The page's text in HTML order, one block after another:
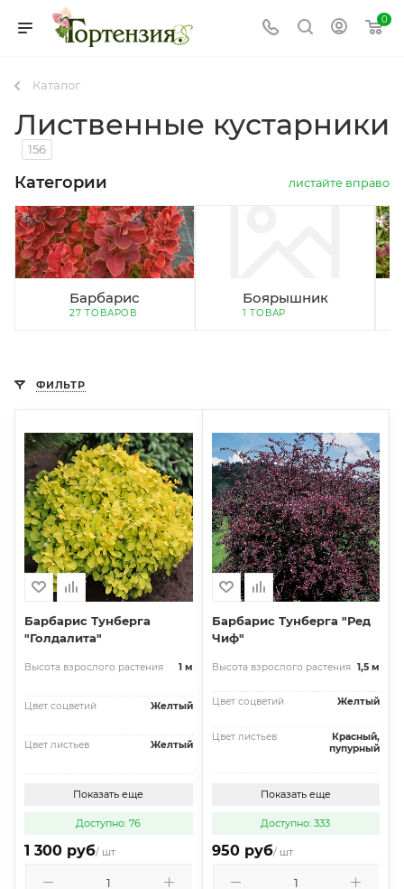
0
Каталог
Лиственные кустарники
156
Категории листайте вправо
Барбарис
27 ТОВАРОВ
Боярышник
1 ТОВАР
ФИЛЬТР
Барбарис Тунберга
"Голдалита"
Высота взрослого растения 1 м
Цвет соцветий Желтый
Цвет листьев Желтый
Показать еще
Доступно: 76
1 300 руб/ шт
Барбарис Тунберга "Ред
Чиф"
Высота взрослого растения 1,5 м
Цвет соцветий Желтый
Цвет листьев
Красный,
пупурный
Показать еще
Доступно: 333
950 руб/ шт